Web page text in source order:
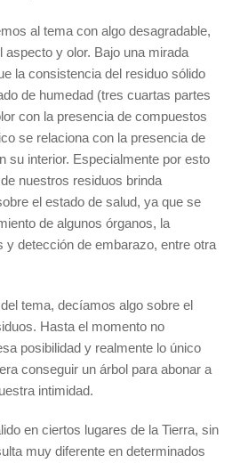
al tema con algo desagradable,
aspecto y olor. Bajo una mirada
la consistencia del residuo sólido
de humedad (tres cuartas partes
con la presencia de compuestos
se relaciona con la presencia de
su interior. Especialmente por esto
nuestros residuos brinda
el estado de salud, ya que se
de algunos órganos, la
y detección de embarazo, entre otra
tema, decíamos algo sobre el
Hasta el momento no
posibilidad y realmente lo único
conseguir un árbol para abonar a
intimidad.
en ciertos lugares de la Tierra, sin
muy diferente en determinados